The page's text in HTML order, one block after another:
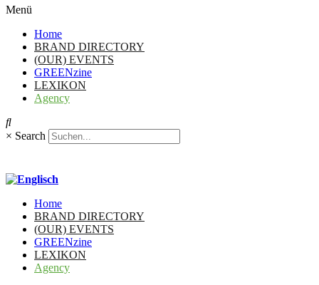
Menü
Home
BRAND DIRECTORY
(OUR) EVENTS
GREENzine
LEXIKON
Agency
× Search
Home
BRAND DIRECTORY
(OUR) EVENTS
GREENzine
LEXIKON
Agency